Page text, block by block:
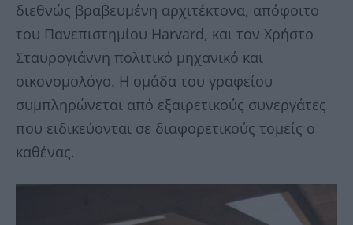
διεθνώς βραβευμένη αρχιτέκτονα, απόφοιτο
του Πανεπιστημίου Harvard, και τον Χρήστο
Σταυρογιάννη πολιτικό μηχανικό και
οικονομολόγο. Η ομάδα του γραφείου
συμπληρώνεται από εξαιρετικούς συνεργάτες
που ειδικεύονται σε διαφορετικούς τομείς ο
καθένας.